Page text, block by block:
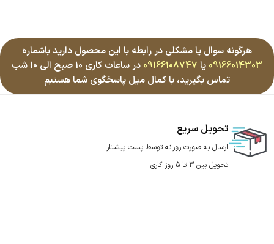
هرگونه سوال یا مشکلی در رابطه با این محصول دارید باشماره
09166014303 یا 09166108747
در ساعات کاری 10 صبح الی 10 شب
تماس بگیرید، با کمال میل پاسخگوی شما هستیم
تحویل سریع
ارسال به صورت روزانه توسط پست پیشتاز
تحویل بین 3 تا 5 روز کاری